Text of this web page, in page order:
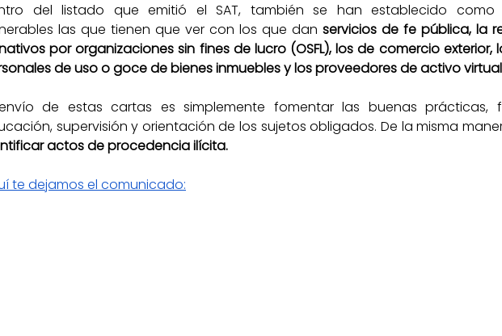
del listado que emitió el SAT, también se han establecido como
las que tienen que ver con los que dan servicios de fe pública, la
por organizaciones sin fines de lucro (OSFL), los de comercio exterior,
de uso o goce de bienes inmuebles y los proveedores de activo
de estas cartas es simplemente fomentar las buenas prácticas,
supervisión y orientación de los sujetos obligados. De la misma
actos de procedencia ilícita.
te dejamos el comunicado: